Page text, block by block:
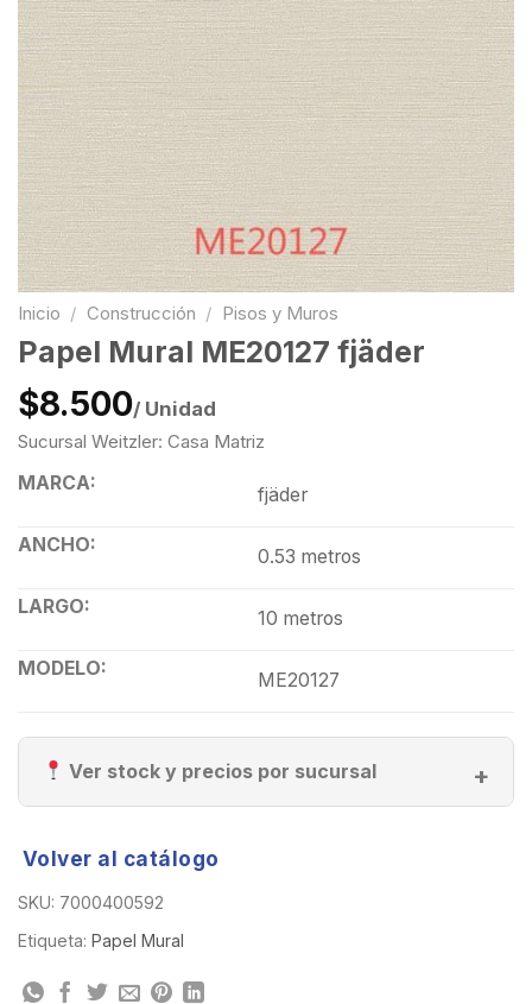
Inicio / Construcción / Pisos y Muros
Papel Mural ME20127 fjäder
$8.500/ Unidad
Sucursal Weitzler: Casa Matriz
MARCA:
fjäder
ANCHO:
0.53 metros
LARGO:
10 metros
MODELO:
ME20127
Ver stock y precios por sucursal
Volver al catálogo
SKU: 7000400592
Etiqueta: Papel Mural